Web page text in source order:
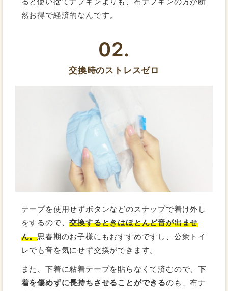
然お得で経済的なんです。
02.
交換時のストレスゼロ
テープを使用せずボタンなどのスナップで着け外し
をするので、交換するときはほとんど音が出ませ
ん。思春期のお子様にもおすすめですし、公衆トイ
レでも音を気にせず交換ができます。
また、下着に粘着テープを貼らなくて済むので、下
着を傷めずに長持ちさせることができるのも、布ナ